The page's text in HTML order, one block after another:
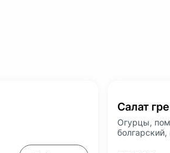
Салат
Огурцы,